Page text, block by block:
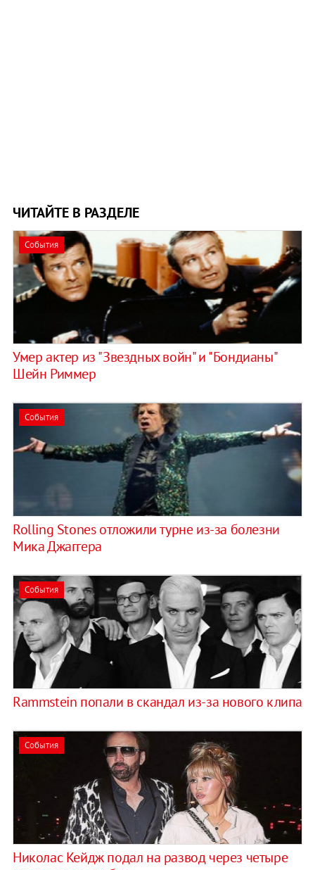
ЧИТАЙТЕ В РАЗДЕЛЕ
События
Умер актер из "Звездных войн" и "Бондианы"
Шейн Риммер
События
Rolling Stones отложили турне из-за болезни
Мика Джаггера
События
Rammstein попали в скандал из-за нового клипа
События
​Николас Кейдж подал на развод через четыре